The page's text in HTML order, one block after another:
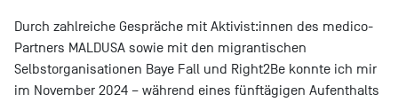
Durch zahlreiche Gespräche mit Aktivist:innen des medico-
Partners MALDUSA sowie mit den migrantischen
Selbstorganisationen Baye Fall und Right2Be konnte ich mir
im November 2024 – während eines fünftägigen Aufenthalts